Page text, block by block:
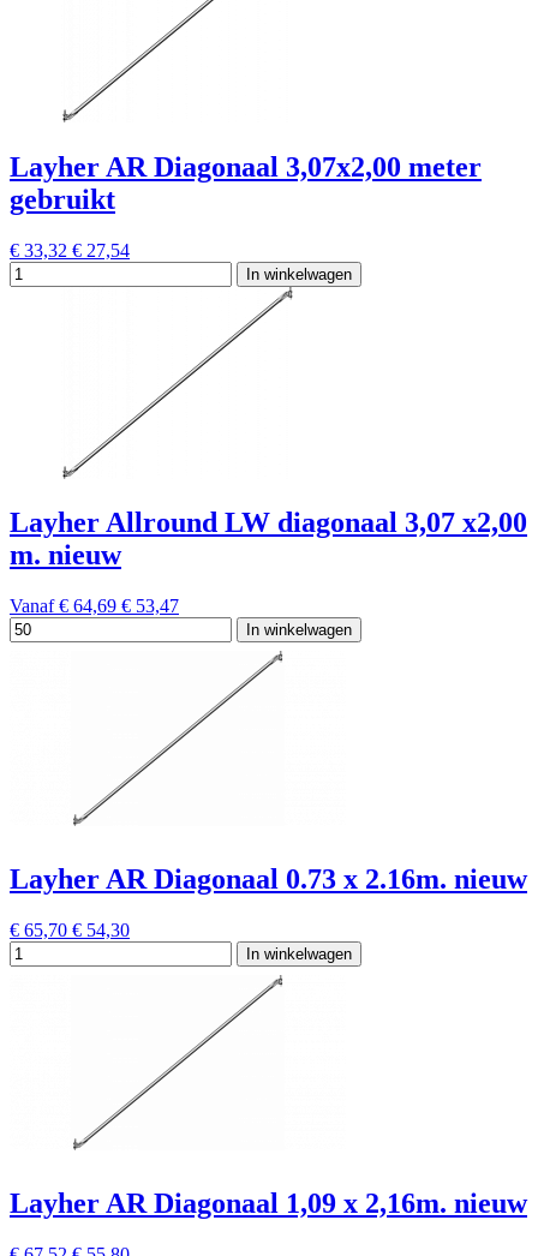
Layher AR Diagonaal 3,07x2,00 meter
gebruikt
€ 33,32 € 27,54
In winkelwagen
Layher Allround LW diagonaal 3,07 x2,00
m. nieuw
Vanaf € 64,69 € 53,47
In winkelwagen
Layher AR Diagonaal 0.73 x 2.16m. nieuw
€ 65,70 € 54,30
In winkelwagen
Layher AR Diagonaal 1,09 x 2,16m. nieuw